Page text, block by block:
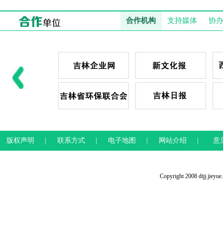
合作机构 支持媒体 协
版权声明 联系方式 电子地图 网站介绍 意
Copyright 2008